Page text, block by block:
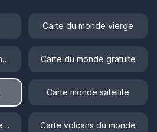
Carte du monde vierge
Carte des pays du monde Carte du monde gratuite
Carte monde satellite
Carte du monde pour enfant Carte volcans du monde